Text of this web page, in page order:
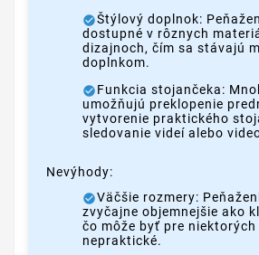
Štýlový doplnok:
dostupné v rôznych
dizajnoch, čím sa stávajú
doplnkom.
Funkcia stojančeka:
umožňujú preklopenie
vytvorenie praktického
sledovanie videí alebo
Nevýhody:
Väčšie rozmery:
zvyčajne objemnejšie ako
čo môže byť pre
nepraktické.